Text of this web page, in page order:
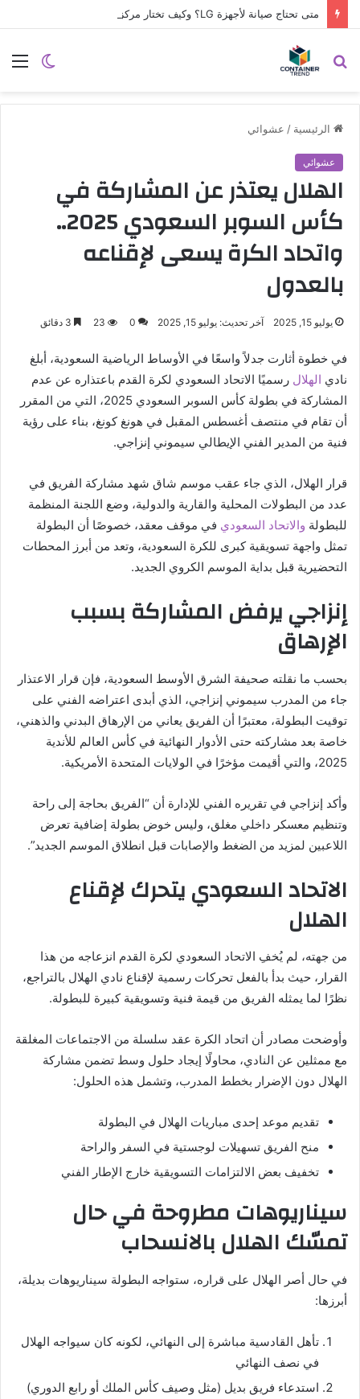
نموذج التواصل
الوضع
بحث
الرئيسية / عشوائي
عشوائي
الهلال يعتذر عن المشاركة في
كأس السوبر السعودي 2025..
واتحاد الكرة يسعى لإقناعه
بالعدول
يوليو 15, 2025 آخر تحديث: يوليو 15, 2025 0
23
في خطوة أثارت جدلاً واسعًا في الأوساط الرياضية السعودية، أبلغ
نادي الهلال رسميًا الاتحاد السعودي لكرة القدم باعتذاره عن عدم
المشاركة في بطولة كأس السوبر السعودي 2025، التي من المقرر
أن تقام في منتصف أغسطس المقبل في هونغ كونغ، بناء على رؤية
فنية من المدير الفني الإيطالي سيموني إنزاجي.
قرار الهلال، الذي جاء عقب موسم شاق شهد مشاركة الفريق في
عدد من البطولات المحلية والقارية والدولية، وضع اللجنة المنظمة
للبطولة والاتحاد السعودي في موقف معقد، خصوصًا أن البطولة
تمثل واجهة تسويقية كبرى للكرة السعودية، وتعد من أبرز المحطات
التحضيرية قبل بداية الموسم الكروي الجديد.
إنزاجي يرفض المشاركة بسبب
الإرهاق
بحسب ما نقلته صحيفة الشرق الأوسط السعودية، فإن قرار الاعتذار
جاء من المدرب سيموني إنزاجي، الذي أبدى اعتراضه الفني على
توقيت البطولة، معتبرًا أن الفريق يعاني من الإرهاق البدني والذهني،
خاصة بعد مشاركته حتى الأدوار النهائية في كأس العالم للأندية
2025، والتي أقيمت مؤخرًا في الولايات المتحدة الأمريكية.
وأكد إنزاجي في تقريره الفني للإدارة أن “الفريق بحاجة إلى راحة
وتنظيم معسكر داخلي مغلق، وليس خوض بطولة إضافية تعرض
اللاعبين لمزيد من الضغط والإصابات قبل انطلاق الموسم الجديد”.
الاتحاد السعودي يتحرك لإقناع
الهلال
من جهته، لم يُخفِ الاتحاد السعودي لكرة القدم انزعاجه من هذا
القرار، حيث بدأ بالفعل تحركات رسمية لإقناع نادي الهلال بالتراجع،
نظرًا لما يمثله الفريق من قيمة فنية وتسويقية كبيرة للبطولة.
وأوضحت مصادر أن اتحاد الكرة عقد سلسلة من الاجتماعات المغلقة
مع ممثلين عن النادي، محاولًا إيجاد حلول وسط تضمن مشاركة
الهلال دون الإضرار بخطط المدرب، وتشمل هذه الحلول:
تقديم موعد إحدى مباريات الهلال في البطولة
منح الفريق تسهيلات لوجستية في السفر والراحة
تخفيف بعض الالتزامات التسويقية خارج الإطار الفني
سيناريوهات مطروحة في حال
تمسّك الهلال بالانسحاب
في حال أصر الهلال على قراره، ستواجه البطولة سيناريوهات بديلة،
أبرزها:
تأهل القادسية مباشرة إلى النهائي، لكونه كان سيواجه الهلال
في نصف النهائي
استدعاء فريق بديل (مثل وصيف كأس الملك أو رابع الدوري)